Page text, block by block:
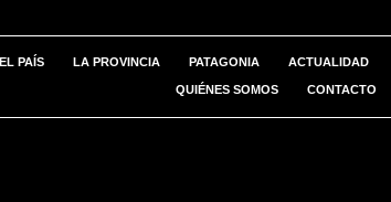
EL PAÍS LA PROVINCIA PATAGONIA ACTUALIDAD
QUIÉNES SOMOS CONTACTO